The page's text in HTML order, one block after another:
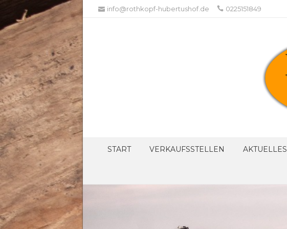
info@rothkopf-hubertushof.de 0225151849
START VERKAUFSSTELLEN AKTUELLES